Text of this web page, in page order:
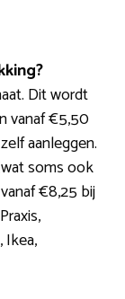
Dit wordt
vanaf €5,50
aanleggen.
soms ook
€8,25 bij
Ikea,